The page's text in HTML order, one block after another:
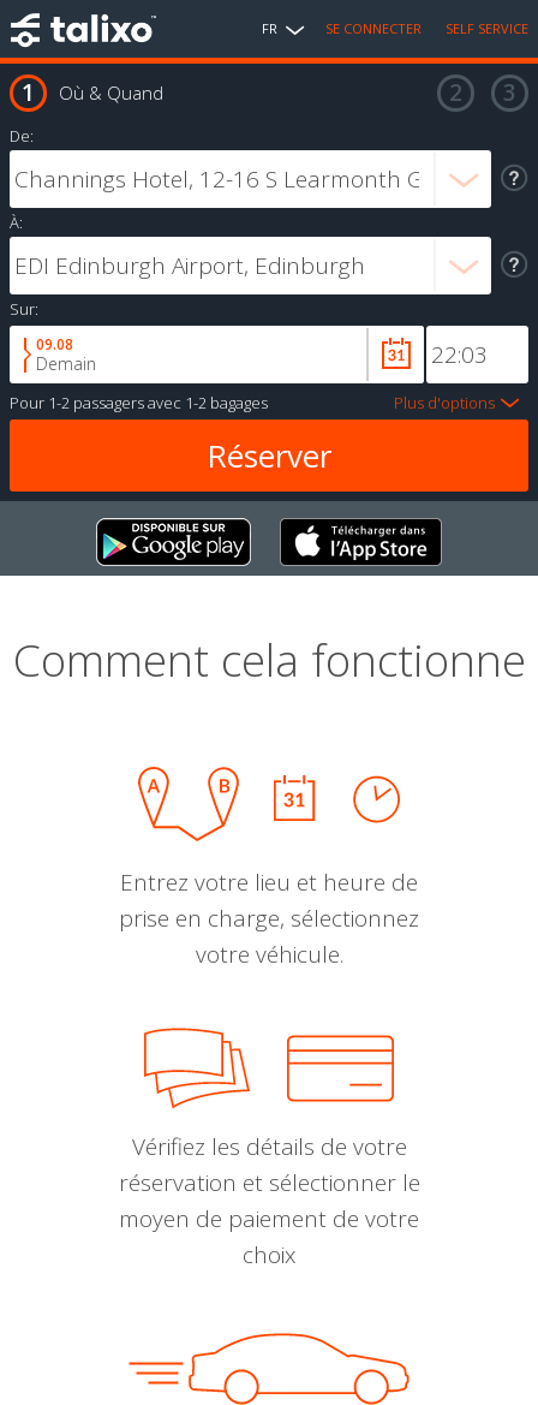
FR SE CONNECTER SELF SERVICE
Où & Quand
De:
À:
Sur:
09.08
Demain
Pour 1-2 passagersavec 1-2 bagages Plus d'options
Comment cela fonctionne
Entrez votre lieu et heure de
prise en charge, sélectionnez
votre véhicule.
Vérifiez les détails de votre
réservation et sélectionner le
moyen de paiement de votre
choix